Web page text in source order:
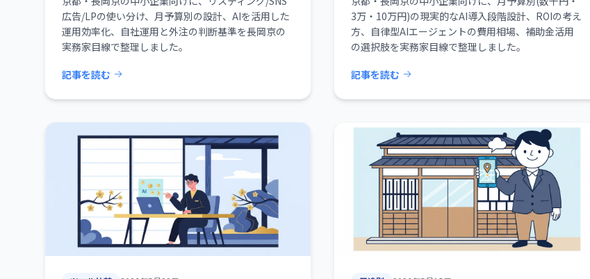
広告/LPの使い分け、月予算別の設計、AIを活用した
運用効率化、自社運用と外注の判断基準を長岡京の
実務家目線で整理しました。
記事を読む
3万・10万円)の現実的なAI導入段階設計、ROIの考え
方、自律型AIエージェントの費用相場、補助金活用
の選択肢を実務家目線で整理しました。
記事を読む